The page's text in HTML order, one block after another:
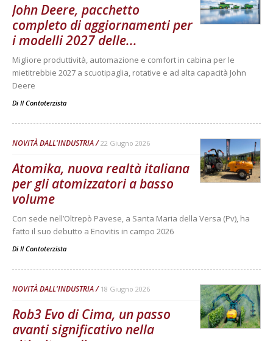
John Deere, pacchetto
completo di aggiornamenti per
i modelli 2027 delle...
Migliore produttività, automazione e comfort in cabina per le
mietitrebbie 2027 a scuotipaglia, rotative e ad alta capacità John
Deere
Di Il Contoterzista
NOVITÀ DALL'INDUSTRIA 22 Giugno 2026
Atomika, nuova realtà italiana
per gli atomizzatori a basso
volume
Con sede nell’Oltrepò Pavese, a Santa Maria della Versa (Pv), ha
fatto il suo debutto a Enovitis in campo 2026
Di Il Contoterzista
NOVITÀ DALL'INDUSTRIA 18 Giugno 2026
Rob3 Evo di Cima, un passo
avanti significativo nella